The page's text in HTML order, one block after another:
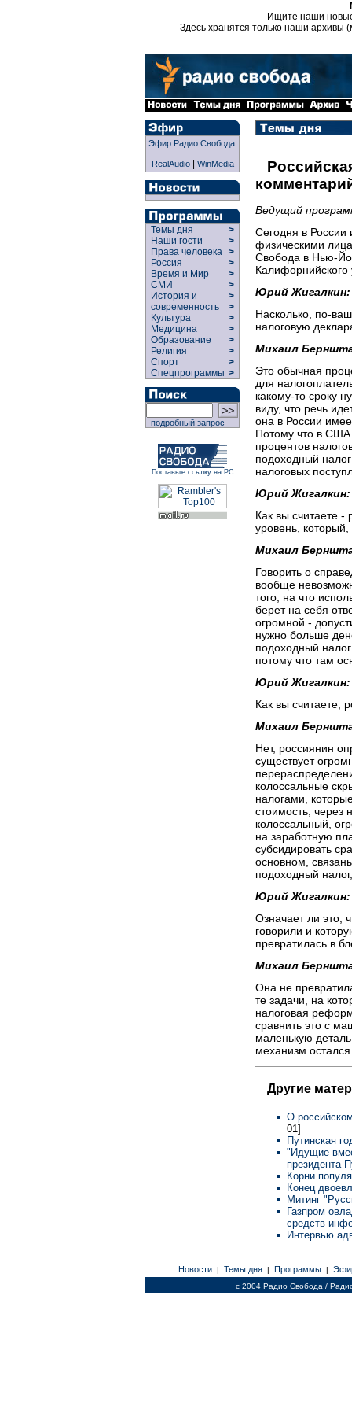
Ищите наши
Здесь хранятся только наши архивы
Эфир Радио Свобода
RealAudio| WinMedia
Темы дня
>
Наши гости
>
Права человека >
Россия
>
Время и Мир
>
СМИ
>
История и
современность
>
>
Культура
>
Медицина
>
Образование
>
Религия
>
Спорт
>
Спецпрограммы >
подробный запрос
Поставьте ссылку на РС
Ведущий
Сегодня в России
физическими
Свобода в Нью-
Юрий Жигалкин:
Насколько, по-
налоговую
Михаил
Это обычная
для
какому-то сроку
виду, что речь
она в России
Потому что в США
процентов
подоходный
налоговых
Юрий Жигалкин:
Как вы считаете -
уровень, который,
Михаил
Говорить о
вообще
того, на что
берет на себя
огромной -
нужно больше
подоходный
потому что там
Юрий Жигалкин:
Как вы считаете,
Михаил
Нет, россиянин
существует
колоссальные
налогами,
стоимость, через
колоссальный,
на заработную
субсидировать
основном,
подоходный
Юрий Жигалкин:
Означает ли это,
говорили и
превратилась в
Михаил
Она не
те задачи, на
налоговая
сравнить это с
маленькую
механизм
Другие
О
01]
Путинская
"Идущие
президента
Корни
Конец
Митинг
Газпром
средств
Интервью
Новости | Темы дня | Программы |
c 2004 Радио Свобода /